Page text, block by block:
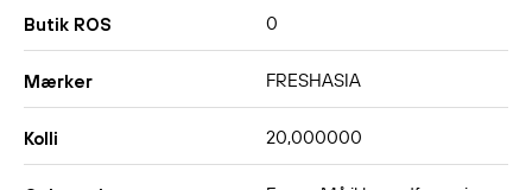
Butik ROS 0
Mærker FRESHASIA
Kolli 20,000000